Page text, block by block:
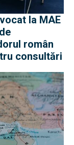
la MAE
român
consultări